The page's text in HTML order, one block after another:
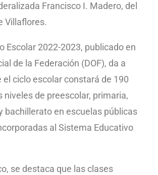
Francisco I. Madero, del
Villaflores.
Escolar 2022-2023, publicado en
de la Federación (DOF), da a
el ciclo escolar constará de 190
niveles de preescolar, primaria,
bachillerato en escuelas públicas
al Sistema Educativo
se destaca que las clases